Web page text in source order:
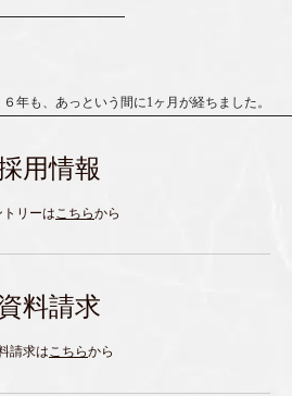
６年も、あっという間に1ヶ月が経ちました。
用情報
トリーはこちらから
資料請求
請求はこちらから